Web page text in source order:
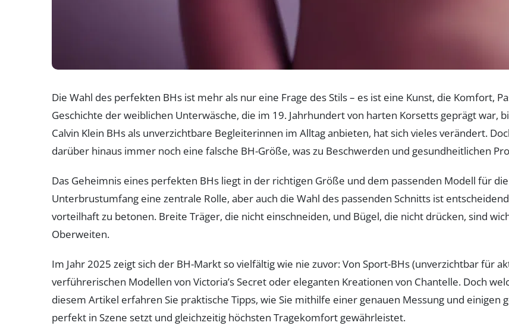
Die Wahl des perfekten BHs ist mehr als nur eine Frage des Stils – es ist eine Kunst, die Komfort,
Geschichte der weiblichen Unterwäsche, die im 19. Jahrhundert von harten Korsetts geprägt war,
Calvin Klein BHs als unverzichtbare Begleiterinnen im Alltag anbieten, hat sich vieles verändert.
darüber hinaus immer noch eine falsche BH-Größe, was zu Beschwerden und gesundheitlichen
Das Geheimnis eines perfekten BHs liegt in der richtigen Größe und dem passenden Modell für
Unterbrustumfang eine zentrale Rolle, aber auch die Wahl des passenden Schnitts ist
vorteilhaft zu betonen. Breite Träger, die nicht einschneiden, und Bügel, die nicht drücken, sind
Oberweiten.
Im Jahr 2025 zeigt sich der BH-Markt so vielfältig wie nie zuvor: Von Sport-BHs (unverzichtbar für
verführerischen Modellen von Victoria’s Secret oder eleganten Kreationen von Chantelle. Doch
diesem Artikel erfahren Sie praktische Tipps, wie Sie mithilfe einer genauen Messung und
perfekt in Szene setzt und gleichzeitig höchsten Tragekomfort gewährleistet.